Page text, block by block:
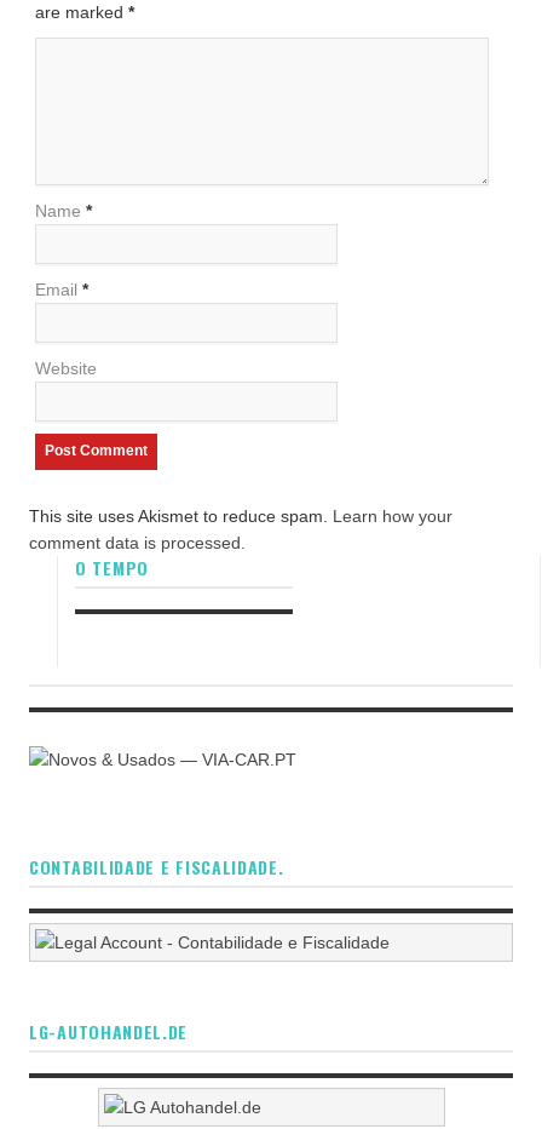
are marked *
Name *
Email *
Website
This site uses Akismet to reduce spam. Learn how your
comment data is processed.
O TEMPO
CONTABILIDADE E FISCALIDADE.
LG-AUTOHANDEL.DE